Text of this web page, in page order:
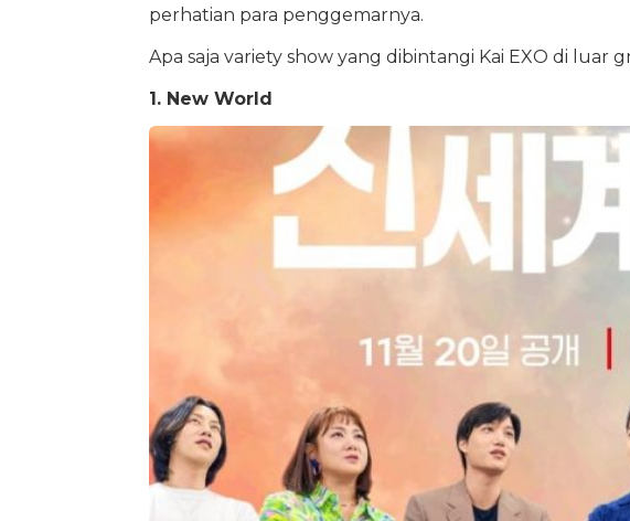
perhatian para penggemarnya.
Apa saja variety show yang dibintangi Kai EXO di luar
1. New World